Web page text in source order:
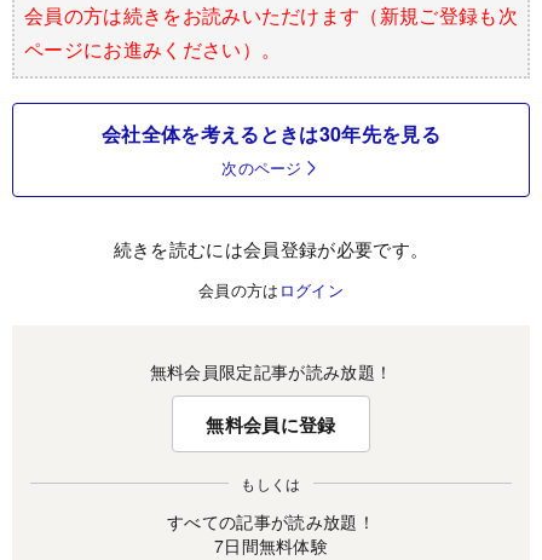
会員の方は続きをお読みいただけます（新規ご登録も次
ページにお進みください） 。
会社全体を考えるときは30年先を見る
次のページ
続きを読むには会員登録が必要です。
会員の方は ログイン
無料会員限定記事が読み放題！
無料会員に登録
もしくは
すべての記事が読み放題！
7日間無料体験